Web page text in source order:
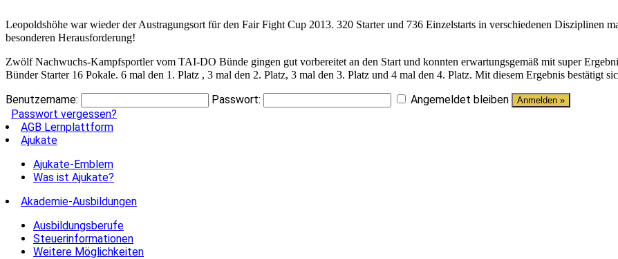
Leopoldshöhe war wieder der Austragungsort für den Fair Fight Cup 2013. 320 Starter und 736 Einzelstarts in verschiedenen Disziplinen
besonderen Herausforderung!
Zwölf Nachwuchs-Kampfsportler vom TAI-DO Bünde gingen gut vorbereitet an den Start und konnten erwartungsgemäß mit super
Bünder Starter 16 Pokale. 6 mal den 1. Platz , 3 mal den 2. Platz, 3 mal den 3. Platz und 4 mal den 4. Platz. Mit diesem Ergebnis bestätigt
Benutzername: Passwort:
Angemeldet bleiben
Passwort vergessen?
AGB Lernplattform
Ajukate
Ajukate-Emblem
Was ist Ajukate?
Akademie-Ausbildungen
Ausbildungsberufe
Steuerinformationen
Weitere Möglichkeiten